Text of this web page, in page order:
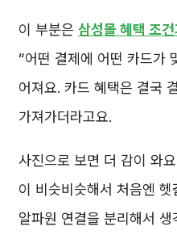
이 부분은 삼성몰 혜택 조
“어떤 결제에 어떤 카드가
어져요. 카드 혜택은 결국
가져가더라고요.
사진으로 보면 더 감이 와
이 비슷비슷해서 처음엔
알파원 연결을 분리해서